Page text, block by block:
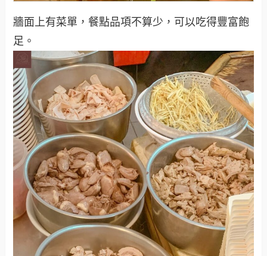
牆面上有菜單，餐點品項不算少，可以吃得豐富飽
足。